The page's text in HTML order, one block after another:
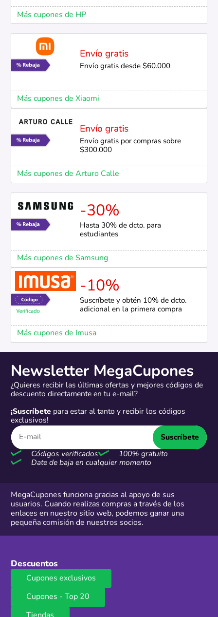
Más cupones de HP
Envío gratis
Envío gratis desde $60.000
Más cupones de Xiaomi
Envío gratis
Envío gratis por compras sobre
$300.000
Más cupones de Arturo Calle
-30%
Hasta 30% de dcto. para
estudiantes
Más cupones de Samsung
-10%
Suscríbete y obtén 10% de dcto.
adicional en la primera compra
Más cupones de Imusa
Newsletter MegaCupones
¿Quieres recibir las últimas ofertas y mejores códigos de
descuento directamente en tu e-mail?
¡Suscríbete para estar al tanto y recibir los códigos
exclusivos!
Suscríbete
Códigos verificados
100% gratuito
Date de baja en cualquier momento
MegaCupones funciona gracias al apoyo de sus
usuarios. Cuando realizas compras a través de los
enlaces en nuestro sitio web, podemos ganar una
pequeña comisión de nuestros socios.
Descuentos
Cupones exclusivos
Cupones - Top 20